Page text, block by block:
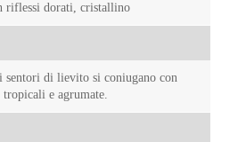
riflessi dorati, cristallino
sentori di lievito si coniugano con
e agrumate.